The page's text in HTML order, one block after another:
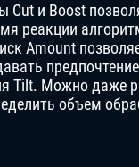
Cut и Boost
реакции
Amount
Tilt. Можно даже
объем